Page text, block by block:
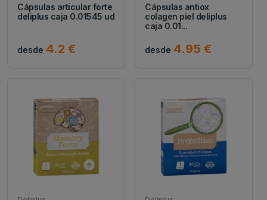
Cápsulas articular forte
deliplus caja 0.01545 ud
desde 4.2 €
Cápsulas antiox
colagen piel deliplus
caja 0.01...
desde 4.95 €